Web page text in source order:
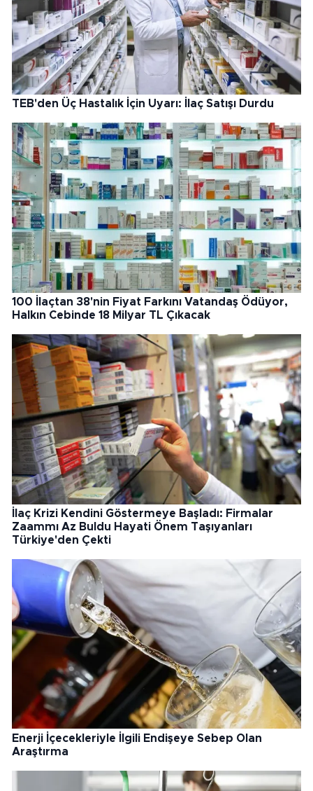
TEB'den Üç Hastalık İçin Uyarı: İlaç Satışı Durdu
100 İlaçtan 38'nin Fiyat Farkını Vatandaş Ödüyor,
Halkın Cebinde 18 Milyar TL Çıkacak
İlaç Krizi Kendini Göstermeye Başladı: Firmalar
Zaammı Az Buldu Hayati Önem Taşıyanları
Türkiye'den Çekti
Enerji İçecekleriyle İlgili Endişeye Sebep Olan
Araştırma